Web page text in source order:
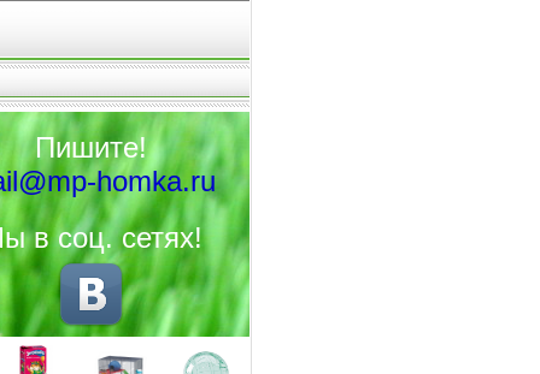
Пишите!
homka.ru
в соц. сетях!